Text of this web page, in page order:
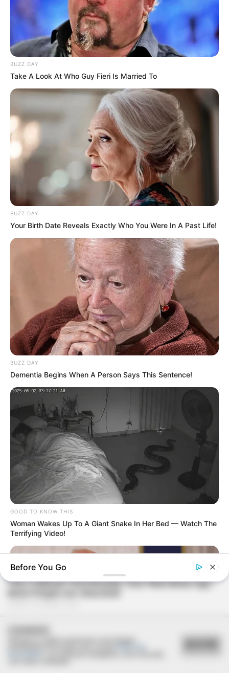
BUZZ DAY
Take A Look At Who Guy Fieri Is Married To
BUZZ DAY
Your Birth Date Reveals Exactly Who You Were In A Past Life!
BUZZ DAY
Dementia Begins When A Person Says This Sentence!
GOOD TO KNOW THIS
Woman Wakes Up To A Giant Snake In Her Bed — Watch The
Terrifying Video!
Before You Go